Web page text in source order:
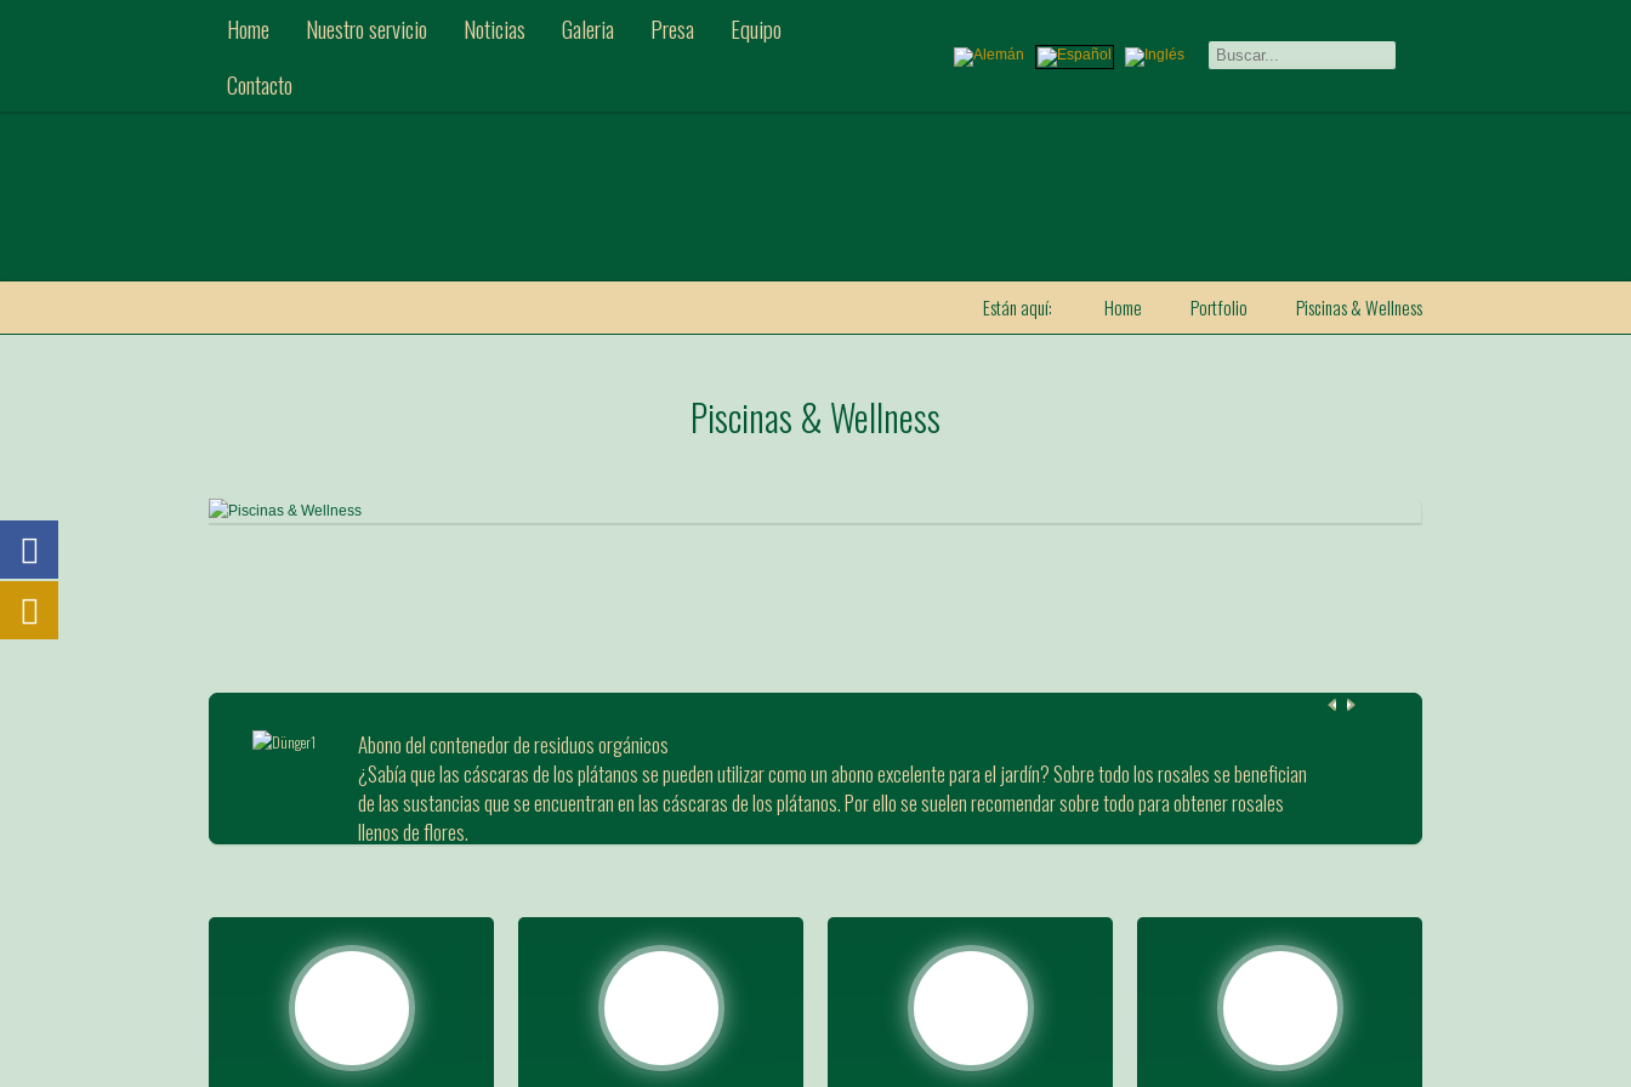
Home Nuestro servicio Noticias Galeria Presa
Equipo
Contacto
Están aquí: Home Portfolio Piscinas & Wellness
Piscinas & Wellness
Abono del contenedor de residuos orgánicos
¿Sabía que las cáscaras de los plátanos se pueden utilizar como un abono excelente para el jardín? Sobre todo los rosales se benefician
de las sustancias que se encuentran en las cáscaras de los plátanos. Por ello se suelen recomendar sobre todo para obtener rosales
llenos de flores.